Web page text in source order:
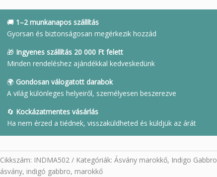
🚚 1–2 munkanapos szállítás
Gyorsan és biztonságosan megérkezik hozzád
🎁 Ingyenes szállítás 20 000 Ft felett
Minden rendeléshez ajándékkal kedveskedünk
🌍 Gondosan válogatott darabok
A világ különleges helyeiről, személyesen beszerezve
🔄 Kockázatmentes vásárlás
Ha nem érzed a tiédnek, visszaküldheted és küldjük az árát
Cikkszám: INDMA502 Kategóriák: Ásvány marokkő, Indigo Gabbro
ásvány, indigó gabbro, marokkő